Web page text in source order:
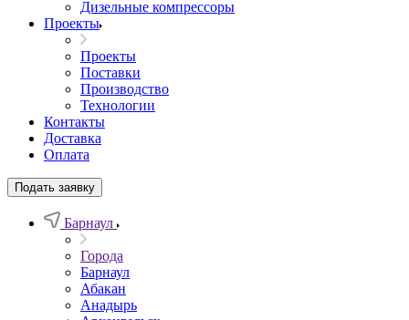
Дизельные компрессоры
Проекты
Проекты
Поставки
Производство
Технологии
Контакты
Доставка
Оплата
Подать заявку
Барнаул
Города
Барнаул
Абакан
Анадырь